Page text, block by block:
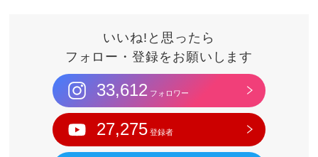
いいね!と思ったら
フォロー・登録をお願いします
33,612 フォロワー
27,275 登録者